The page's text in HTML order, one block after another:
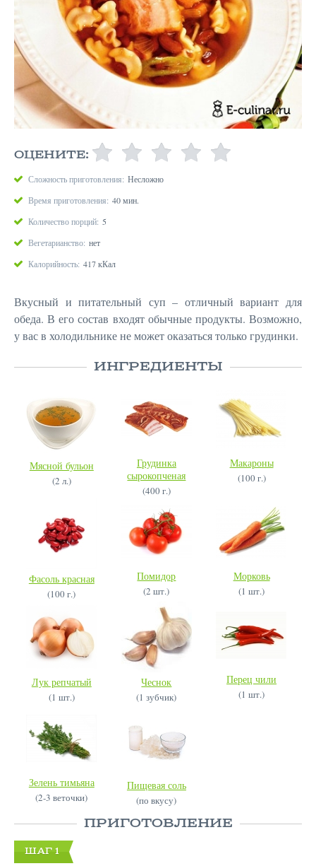
ОЦЕНИТЕ:
Сложность приготовления: Несложно
Время приготовления: 40 мин.
Количество порций: 5
Вегетарианство: нет
Калорийность: 417 кКал
Вкусный и питательный суп – отличный вариант для
обеда. В его состав входят обычные продукты. Возможно,
у вас в холодильнике не может оказаться только грудинки.
ИНГРЕДИЕНТЫ
Мясной бульон
(2 л.)
Грудинка
сырокопченая
(400 г.)
Макароны
(100 г.)
Фасоль красная
(100 г.)
Помидор
(2 шт.)
Морковь
(1 шт.)
Лук репчатый
(1 шт.)
Чеснок
(1 зубчик)
Перец чили
(1 шт.)
Зелень тимьяна
(2-3 веточки)
Пищевая соль
(по вкусу)
ПРИГОТОВЛЕНИЕ
ШАГ 1